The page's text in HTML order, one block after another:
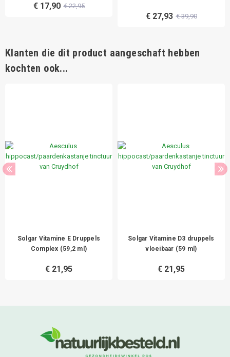
€ 17,90 € 22,95
€ 27,93 € 39,90
Klanten die dit product aangeschaft hebben
kochten ook...
Solgar Vitamine E Druppels
Complex (59,2 ml)
€ 21,95
Solgar Vitamine D3 druppels
vloeibaar (59 ml)
€ 21,95